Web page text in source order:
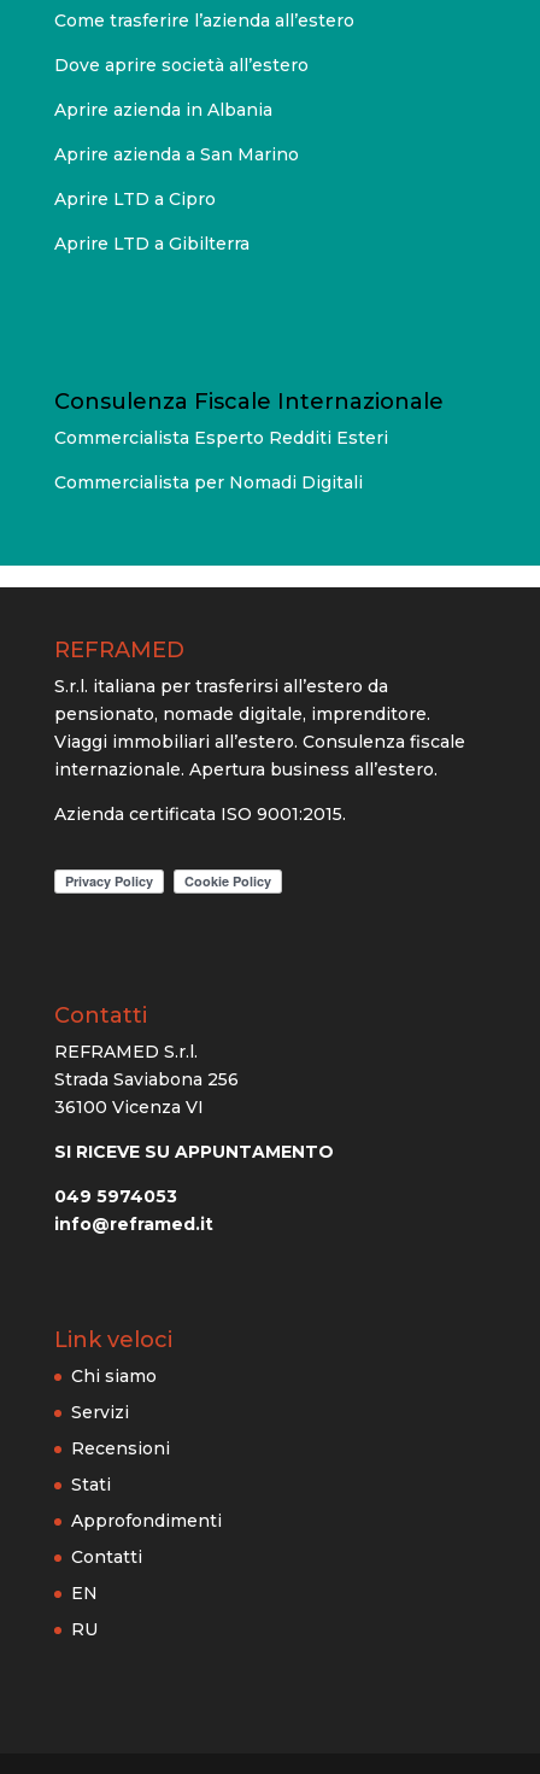
Come trasferire l’azienda all’estero
Dove aprire società all’estero
Aprire azienda in Albania
Aprire azienda a San Marino
Aprire LTD a Cipro
Aprire LTD a Gibilterra
Consulenza Fiscale Internazionale
Commercialista Esperto Redditi Esteri
Commercialista per Nomadi Digitali
REFRAMED
S.r.l. italiana per trasferirsi all’estero da
pensionato, nomade digitale, imprenditore.
Viaggi immobiliari all’estero. Consulenza fiscale
internazionale. Apertura business all’estero.
Azienda certificata ISO 9001:2015.
Contatti
REFRAMED S.r.l.
Strada Saviabona 256
36100 Vicenza VI
SI RICEVE SU APPUNTAMENTO
049 5974053
info@reframed.it
Link veloci
Chi siamo
Servizi
Recensioni
Stati
Approfondimenti
Contatti
EN
RU